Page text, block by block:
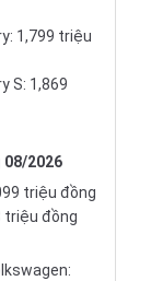
1,799 triệu
S: 1,869
08/2026
triệu đồng
triệu đồng